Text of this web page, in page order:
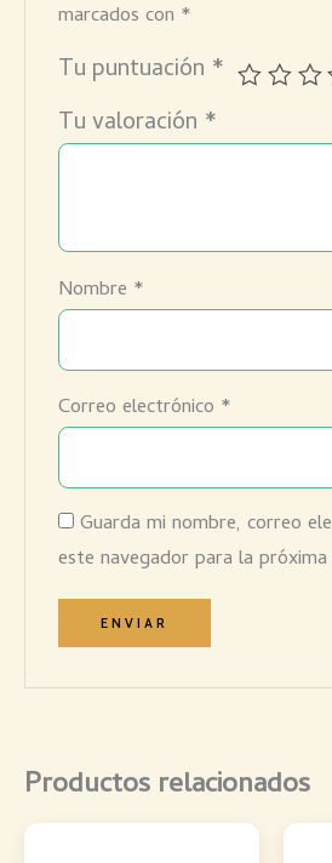
marcados con *
Tu puntuación *
Tu valoración *
Nombre *
Correo electrónico *
Guarda mi nombre, correo
este navegador para la
Productos relacionados